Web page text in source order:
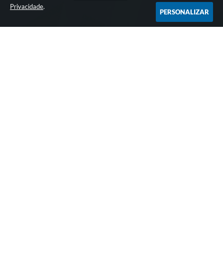
Privacidade.
PERSONALIZAR